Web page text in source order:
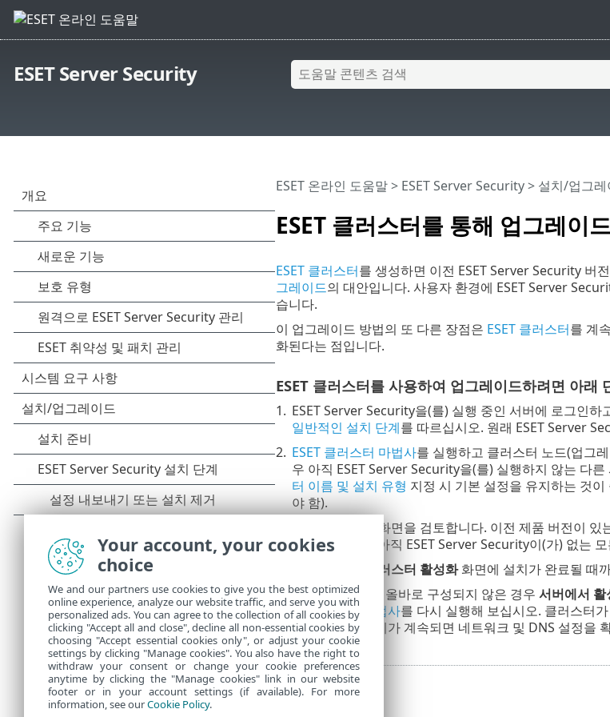
ESET Server Security
ESET 클러스터를 통해 업그레이드
ESET 온라인 도움말> ESET Server Security> 설치/업그레
ESET 클러스터를 생성하면 이전 ESET Server Security 버
그레이드의 대안입니다. 사용자 환경에 ESET Server
습니다.
이 업그레이드 방법의 또 다른 장점은 ESET 클러스터를 계
화된다는 점입니다.
ESET 클러스터를 사용하여 업그레이드하려면 아래
1. ESET Server Security을(를) 실행 중인 서버에 로그인
일반적인 설치 단계를 따르십시오. 원래 ESET Server
2. ESET 클러스터 마법사를 실행하고 클러스터 노드(업그
우 아직 ESET Server Security을(를) 실행하지 않는 다
터 이름 및 설치 유형 지정 시 기본 설정을 유지하는 것이
야 함).
화면을 검토합니다. 이전 제품 버전이
Security은(는) 아직 ESET Server Security이(가) 없는
노드 설치 및 클러스터 활성화화면에 설치가 완료될 때
네트워크나 DNS가 올바로 구성되지 않은 경우 서버에서
ESET 클러스터 마법사를 다시 실행해 보십시오. 클러스터
가 완료됩니다. 문제가 계속되면 네트워크 및 DNS 설정을
Your account, your cookies
choice
We and our partners use cookies to give you the best optimized
online experience, analyze our website traffic, and serve you with
personalized ads. You can agree to the collection of all cookies by
clicking "Accept all and close", decline all non-essential cookies by
choosing "Accept essential cookies only", or adjust your cookie
settings by clicking "Manage cookies". You also have the right to
withdraw your consent or change your cookie preferences
anytime by clicking the "Manage cookies" link in our website
footer or in your account settings (if available). For more
information, see ourCookie Policy.